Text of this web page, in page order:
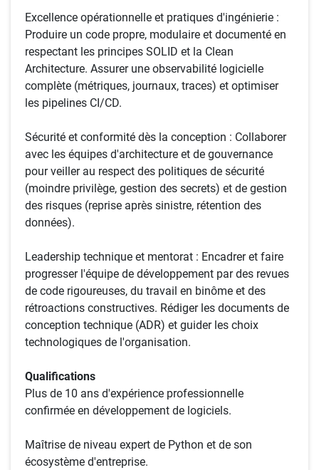
Excellence opérationnelle et pratiques d'ingénierie :
Produire un code propre, modulaire et documenté en
respectant les principes SOLID et la Clean
Architecture. Assurer une observabilité logicielle
complète (métriques, journaux, traces) et optimiser
les pipelines CI/CD.
Sécurité et conformité dès la conception : Collaborer
avec les équipes d'architecture et de gouvernance
pour veiller au respect des politiques de sécurité
(moindre privilège, gestion des secrets) et de gestion
des risques (reprise après sinistre, rétention des
données).
Leadership technique et mentorat : Encadrer et faire
progresser l'équipe de développement par des revues
de code rigoureuses, du travail en binôme et des
rétroactions constructives. Rédiger les documents de
conception technique (ADR) et guider les choix
technologiques de l'organisation.
Qualifications
Plus de 10 ans d'expérience professionnelle
confirmée en développement de logiciels.
Maîtrise de niveau expert de Python et de son
écosystème d'entreprise.